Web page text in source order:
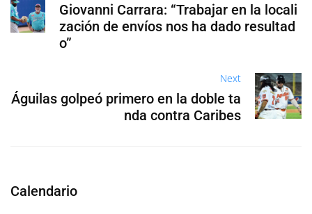
Giovanni Carrara: “Trabajar en la locali
zación de envíos nos ha dado resultad
o”
Next
Águilas golpeó primero en la doble ta
nda contra Caribes
Calendario